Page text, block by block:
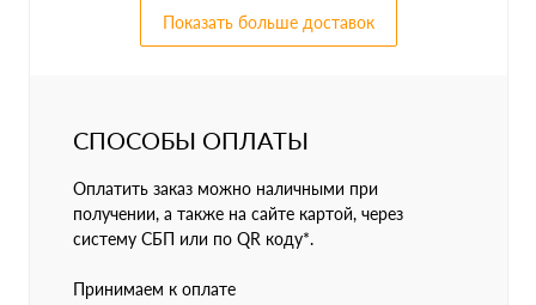
Показать больше доставок
СПОСОБЫ ОПЛАТЫ
Оплатить заказ можно наличными при
получении, а также на сайте картой, через
систему СБП или по QR коду*.
Принимаем к оплате